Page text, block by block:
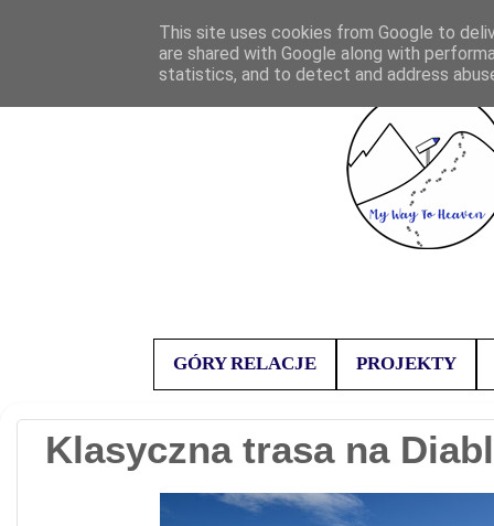
GÓRY RELACJE PROJEKTY
Klasyczna trasa na
This site uses cookies from Google to
are shared with Google along with
statistics, and to detect and address